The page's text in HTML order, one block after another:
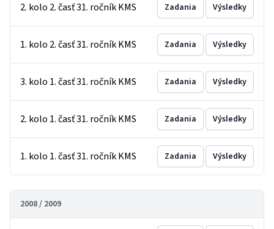
2. kolo 2. časť 31. ročník KMS Zadania Výsledky
1. kolo 2. časť 31. ročník KMS Zadania Výsledky
3. kolo 1. časť 31. ročník KMS Zadania Výsledky
2. kolo 1. časť 31. ročník KMS Zadania Výsledky
1. kolo 1. časť 31. ročník KMS Zadania Výsledky
2008 / 2009